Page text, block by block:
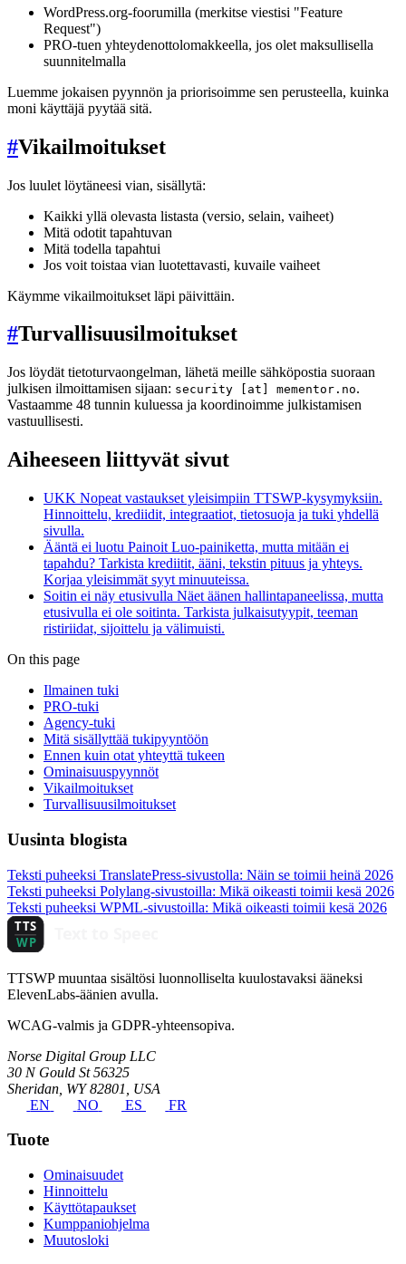
WordPress.org-foorumilla (merkitse viestisi "Feature
Request")
PRO-tuen yhteydenottolomakkeella, jos olet maksullisella
suunnitelmalla
Luemme jokaisen pyynnön ja priorisoimme sen perusteella, kuinka
moni käyttäjä pyytää sitä.
#Vikailmoitukset
Jos luulet löytäneesi vian, sisällytä:
Kaikki yllä olevasta listasta (versio, selain, vaiheet)
Mitä odotit tapahtuvan
Mitä todella tapahtui
Jos voit toistaa vian luotettavasti, kuvaile vaiheet
Käymme vikailmoitukset läpi päivittäin.
#Turvallisuusilmoitukset
Jos löydät tietoturvaongelman, lähetä meille sähköpostia suoraan
julkisen ilmoittamisen sijaan: security [at] mementor.no.
Vastaamme 48 tunnin kuluessa ja koordinoimme julkistamisen
vastuullisesti.
Aiheeseen liittyvät sivut
UKK Nopeat vastaukset yleisimpiin TTSWP-kysymyksiin.
Hinnoittelu, krediidit, integraatiot, tietosuoja ja tuki yhdellä
sivulla.
Ääntä ei luotu Painoit Luo-painiketta, mutta mitään ei
tapahdu? Tarkista krediitit, ääni, tekstin pituus ja yhteys.
Korjaa yleisimmät syyt minuuteissa.
Soitin ei näy etusivulla Näet äänen hallintapaneelissa, mutta
etusivulla ei ole soitinta. Tarkista julkaisutyypit, teeman
ristiriidat, sijoittelu ja välimuisti.
On this page
Ilmainen tuki
PRO-tuki
Agency-tuki
Mitä sisällyttää tukipyyntöön
Ennen kuin otat yhteyttä tukeen
Ominaisuuspyynnöt
Vikailmoitukset
Turvallisuusilmoitukset
Uusinta blogista
Teksti puheeksi TranslatePress-sivustolla: Näin se toimii heinä 2026
Teksti puheeksi Polylang-sivustoilla: Mikä oikeasti toimii kesä 2026
Teksti puheeksi WPML-sivustoilla: Mikä oikeasti toimii kesä 2026
TTSWP muuntaa sisältösi luonnolliselta kuulostavaksi ääneksi
ElevenLabs-äänien avulla.
WCAG-valmis ja GDPR-yhteensopiva.
Norse Digital Group LLC
30 N Gould St 56325
Sheridan, WY 82801, USA
EN
NO ES FR
Tuote
Ominaisuudet
Hinnoittelu
Käyttötapaukset
Kumppaniohjelma
Muutosloki